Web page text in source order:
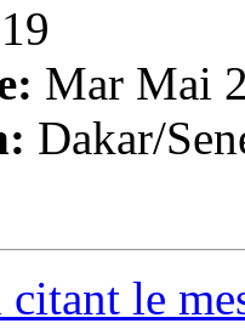
Mar Mai
Dakar/
le